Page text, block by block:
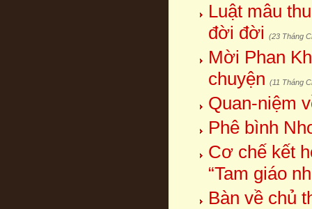
Luật mâu
đời đời
(23 Tháng
Mời Phan
chuyện (11 Tháng
Quan-niệm
Phê bình
Cơ chế kết
“Tam giáo
Bàn về chủ